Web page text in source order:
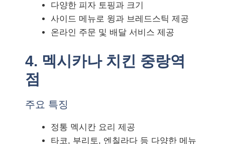
다양한 피자 토핑과 크기
사이드 메뉴로 윙과 브레드스틱 제공
온라인 주문 및 배달 서비스 제공
4. 멕시카나 치킨 중랑역
점
주요 특징
정통 멕시칸 요리 제공
타코, 부리토, 엔칠라다 등 다양한 메뉴